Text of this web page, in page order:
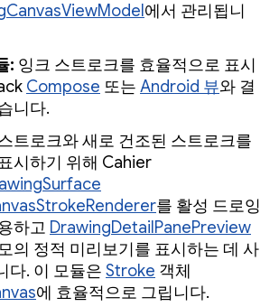
에서 관리됩니
: 잉크 스트로크를 효율적으로 표시
Compose 또는 Android 뷰와 결
니다.
트로크와 새로 건조된 스트로크를
시하기 위해 Cahier
를 활성 드로잉
하고 DrawingDetailPanePreview
의 정적 미리보기를 표시하는 데 사
다. 이 모듈은 Stroke 객체
에 효율적으로 그립니다.